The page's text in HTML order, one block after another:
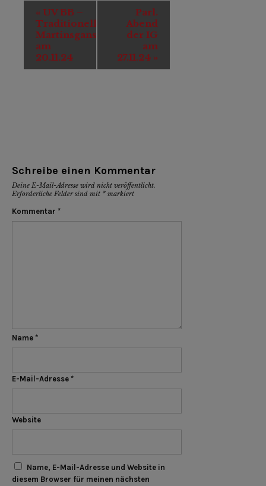
Veranstaltung-
Navigation
« UV BB –
Traditionelles
Martinsgansessen
am
20.11.24
Parl.
Abend
der IG
am
27.11.24 »
Schreibe einen Kommentar
Deine E-Mail-Adresse wird nicht veröffentlicht.
Erforderliche Felder sind mit * markiert
Kommentar *
Name *
E-Mail-Adresse *
Website
Name, E-Mail-Adresse und Website in
diesem Browser für meinen nächsten